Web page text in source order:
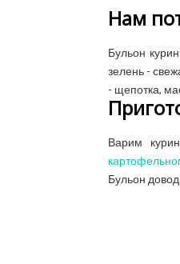
Нам
Бульон
зелень -
- щепотка,
Варим
Бульон